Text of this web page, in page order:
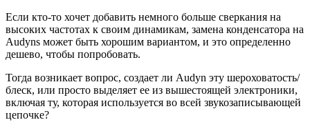
Если кто-то хочет добавить немного больше сверкания на
высоких частотах к своим динамикам, замена конденсатора на
Audyns может быть хорошим вариантом, и это определенно
дешево, чтобы попробовать.
Тогда возникает вопрос, создает ли Audyn эту шероховатость/
блеск, или просто выделяет ее из вышестоящей электроники,
включая ту, которая используется во всей звукозаписывающей
цепочке?